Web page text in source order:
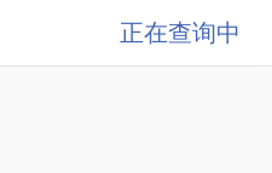
正在查询中